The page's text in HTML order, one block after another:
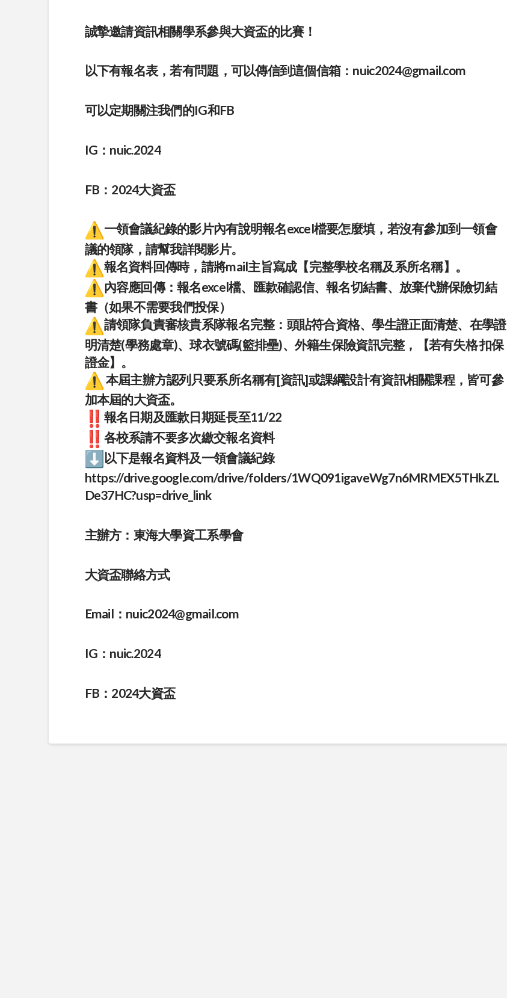
誠摯邀請資訊相關學系參與大資盃的比賽！
以下有報名表，若有問題，可以傳信到這個信箱： nuic2024@gmail.com
可以定期關注我們的IG和FB
IG：nuic.2024
FB：2024大資盃
一領會議紀錄的影片內有說明報名excel檔要怎麼填，若沒有參加到一領會
議的領隊，請幫我詳閱影片。
報名資料回傳時，請將mail主旨寫成【完整學校名稱及系所名稱】。
內容應回傳：報名excel檔、匯款確認信、報名切結書、放棄代辦保險切結
書（如果不需要我們投保）
請領隊負責審核貴系隊報名完整：頭貼符合資格、學生證正面清楚、在學證
明清楚(學務處章)、球衣號碼(籃排壘)、外籍生保險資訊完整，【若有失格 扣保
證金】。
本屆主辦方認列只要系所名稱有[資訊]或課綱設計有資訊相關課程，皆可參
加本屆的大資盃。
報名日期及匯款日期延長至11/22
各校系請不要多次繳交報名資料
以下是報名資料及一領會議紀錄
https://drive.google.com/drive/folders/1WQ091igaveWg7n6MRMEX5THkZL
De37HC?usp=drive_link
主辦方：東海大學資工系學會
大資盃聯絡方式
Email： nuic2024@gmail.com
IG：nuic.2024
FB：2024大資盃